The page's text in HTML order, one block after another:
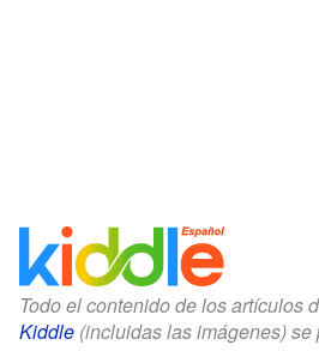
Todo el contenido de los artículos
Kiddle (incluidas las imágenes)